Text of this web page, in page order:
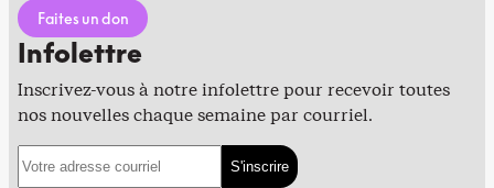
Faites un don
Infolettre
Inscrivez-vous à notre infolettre pour recevoir toutes
nos nouvelles chaque semaine par courriel.